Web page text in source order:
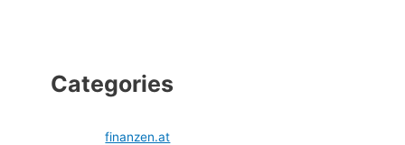
Categories
finanzen.at